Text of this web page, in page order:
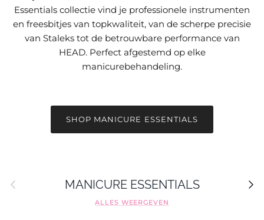
Essentials collectie vind je professionele instrumenten
en freesbitjes van topkwaliteit, van de scherpe precisie
van Staleks tot de betrouwbare performance van
HEAD. Perfect afgestemd op elke
manicurebehandeling.
SHOP MANICURE ESSENTIALS
Vorige MANICURE ESSENTIALS
ALLES WEERGEVEN